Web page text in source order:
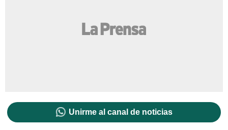
Unirme al canal de noticias